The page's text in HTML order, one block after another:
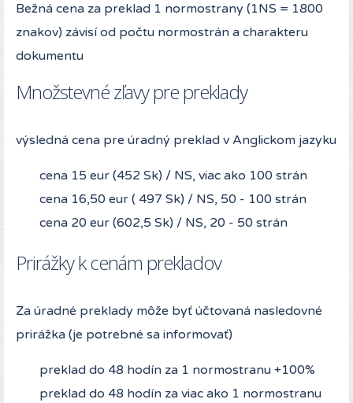
Bežná cena za preklad 1 normostrany (1NS = 1800
znakov) závisí od počtu normostrán a charakteru
dokumentu
Množstevné zľavy pre preklady
výsledná cena pre úradný preklad v Anglickom jazyku
cena 15 eur (452 Sk) / NS, viac ako 100 strán
cena 16,50 eur ( 497 Sk) / NS, 50 - 100 strán
cena 20 eur (602,5 Sk) / NS, 20 - 50 strán
Prirážky k cenám prekladov
Za úradné preklady môže byť účtovaná nasledovné
prirážka (je potrebné sa informovať)
preklad do 48 hodín za 1 normostranu +100%
preklad do 48 hodín za viac ako 1 normostranu